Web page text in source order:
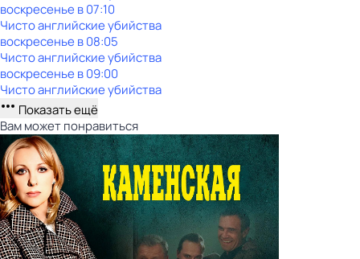
воскресенье в07:10
Чисто английские убийства
воскресенье в08:05
Чисто английские убийства
воскресенье в09:00
Чисто английские убийства
Показать ещё
Вам может понравиться